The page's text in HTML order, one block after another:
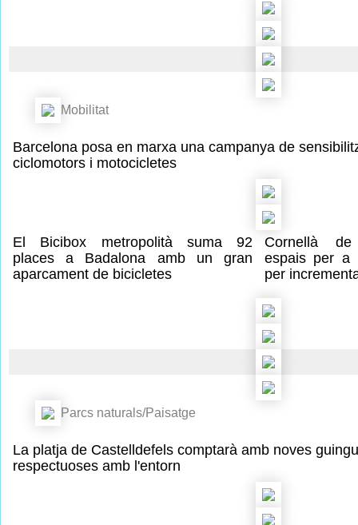
Mobilitat
Barcelona posa en marxa una campanya de
ciclomotors i motocicletes
El Bicibox metropolità suma 92
places a Badalona amb un gran
aparcament de bicicletes
Cornellà
espais per a
per
Parcs naturals/Paisatge
La platja de Castelldefels comptarà amb noves
respectuoses amb l'entorn